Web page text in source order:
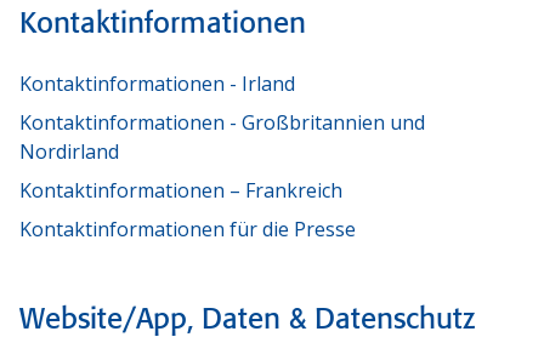
Kontaktinformationen
Kontaktinformationen - Irland
Kontaktinformationen - Großbritannien und
Nordirland
Kontaktinformationen – Frankreich
Kontaktinformationen für die Presse
Website/App, Daten & Datenschutz